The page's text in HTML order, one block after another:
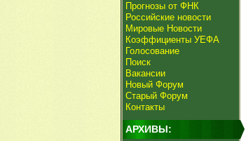
Прогнозы от ФНК
Российские новости
Мировые Новости
Коэффициенты УЕФА
Голосование
Поиск
Вакансии
Новый Форум
Старый Форум
Контакты
АРХИВЫ: